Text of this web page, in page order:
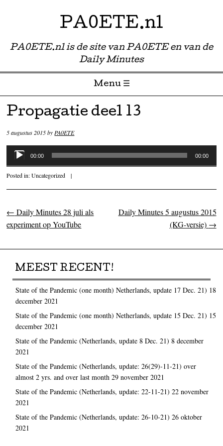
PA0ETE.nl
PA0ETE.nl is de site van PA0ETE en van de
Daily Minutes
Menu ☰
Skip to content
Propagatie deel 13
5 augustus 2015byPA0ETE
Audiospeler
00:00 00:00
Posted in:Uncategorized |
Post navigation
← Daily Minutes 28 juli als
experiment op YouTube
Daily Minutes 5 augustus 2015
(KG-versie) →
MEEST RECENT!
State of the Pandemic (one month) Netherlands, update 17 Dec. 21) 18
december 2021
State of the Pandemic (one month) Netherlands, update 15 Dec. 21) 15
december 2021
State of the Pandemic (Netherlands, update 8 Dec. 21) 8 december
2021
State of the Pandemic (Netherlands, update: 26(29)-11-21) over
almost 2 yrs. and over last month 29 november 2021
State of the Pandemic (Netherlands, update: 22-11-21) 22 november
2021
State of the Pandemic (Netherlands, update: 26-10-21) 26 oktober
2021